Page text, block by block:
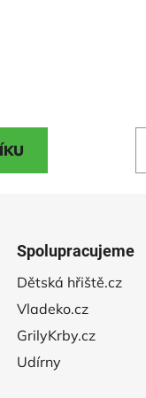
Spolupracujeme
Dětská hřiště.cz
Vladeko.cz
GrilyKrby.cz
Udírny